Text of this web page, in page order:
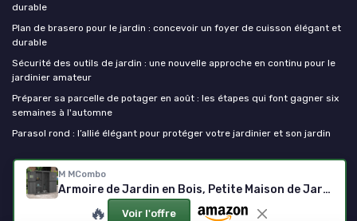
M MCombo
Armoire de Jardin en Bois, Petite Maison de Jardin résistante aux intempéries, abri de Jardin Outdoor, pour l'extérieur Balcon Terrasse, 59×127×168 cm, 0912EY-F (Gris)
🔥 Voir l'offre
durable
Plan de brasero pour le jardin : concevoir un foyer de cuisson élégant et
durable
Sécurité des outils de jardin : une nouvelle approche en continu pour le
jardinier amateur
Préparer sa parcelle de potager en août : les étapes qui font gagner six
semaines à l'automne
Parasol rond : l’allié élégant pour protéger votre jardinier et son jardin
Outils de jardinage